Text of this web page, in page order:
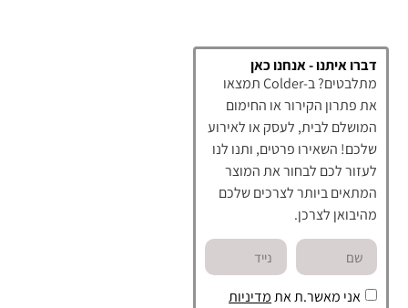
דברו איתנו - אנחנו כאן
מתלבטים? ב-Colder תמצאו
את פתרון הקירור או החימום
המושלם לבית, לעסק או לאירוע
שלכם! השאירו פרטים, ותנו לנו
לעזור לכם לבחור את המוצר
המתאים ביותר לצרכים שלכם
מהיבואן לצרכן.
אני מאשר.ת אתמדיניות